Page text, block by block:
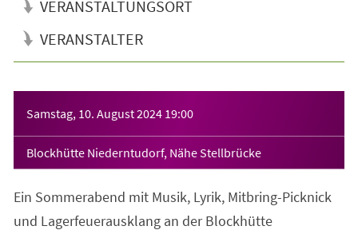
VERANSTALTUNGSORT
VERANSTALTER
Samstag, 10. August 2024 19:00
Blockhütte Niederntudorf, Nähe Stellbrücke
Ein Sommerabend mit Musik, Lyrik, Mitbring-Picknick
und Lagerfeuerausklang an der Blockhütte